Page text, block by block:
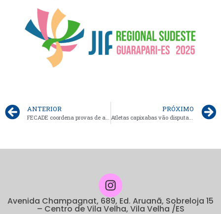
ANTERIOR
FECADE coordena provas de atletismo do Jogos na Rede em Iúna
PRÓXIMO
Atletas capixabas vão disputar o JEBS 2025 em Minas Gerais
Avenida Champagnat, 689, Ed. Aruanã, Sobreloja 15
– Centro de Vila Velha, Vila Velha /ES